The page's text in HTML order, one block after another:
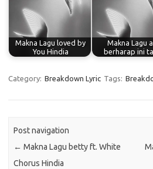
Makna Lagu loved by
You Hindia
Makna Lagu
berharap ini
Category: Breakdown Lyric Tags:
Post navigation
← Makna Lagu betty ft. White
Chorus Hindia